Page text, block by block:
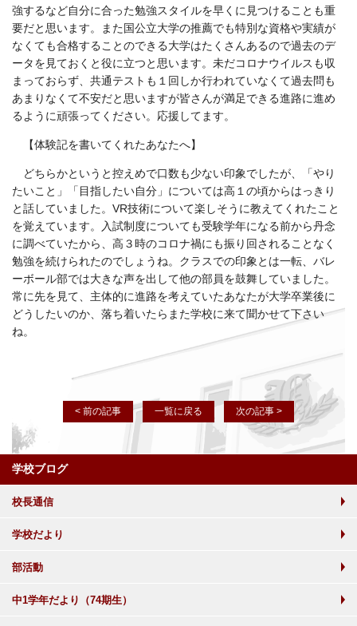
強するなど自分に合った勉強スタイルを早くに見つけることも重
要だと思います。また国公立大学の推薦でも特別な資格や実績が
なくても合格することのできる大学はたくさんあるので過去のデ
ータを見ておくと役に立つと思います。未だコロナウイルスも収
まっておらず、共通テストも１回しか行われていなくて過去問も
あまりなくて不安だと思いますが皆さんが満足できる進路に進め
るように頑張ってください。応援してます。
【体験記を書いてくれたあなたへ】
どちらかというと控えめで口数も少ない印象でしたが、「やり
たいこと」「目指したい自分」については高１の頃からはっきり
と話していました。VR技術について楽しそうに教えてくれたこと
を覚えています。入試制度についても受験学年になる前から丹念
に調べていたから、高３時のコロナ禍にも振り回されることなく
勉強を続けられたのでしょうね。クラスでの印象とは一転、バレ
ーボール部では大きな声を出して他の部員を鼓舞していました。
常に先を見て、主体的に進路を考えていたあなたが大学卒業後に
どうしたいのか、落ち着いたらまた学校に来て聞かせて下さい
ね。
< 前の記事 一覧に戻る 次の記事 >
学校ブログ
校長通信
学校だより
部活動
中1学年だより（74期生）